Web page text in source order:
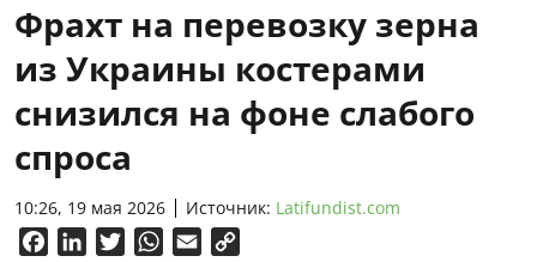
Фрахт на перевозку зерна
из Украины костерами
снизился на фоне слабого
спроса
10:26, 19 мая 2026 Источник: Latifundist.com
FacebookLinkedInTwitterWhatsApp
Email